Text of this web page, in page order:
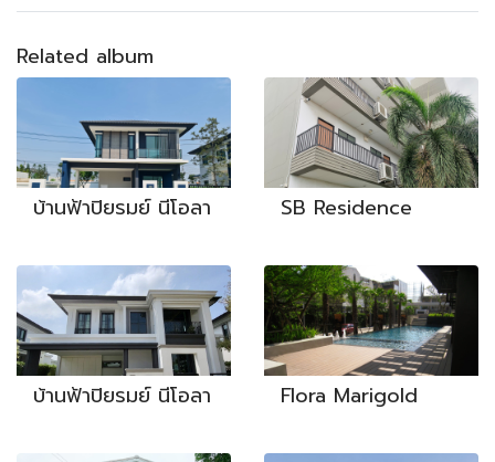
Related album
บ้านฟ้าปิยรมย์ นีโอลา SB Residence
บ้านฟ้าปิยรมย์ นีโอลา Flora Marigold